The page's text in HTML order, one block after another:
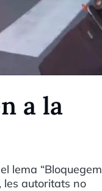
a la
lema
les autoritats no